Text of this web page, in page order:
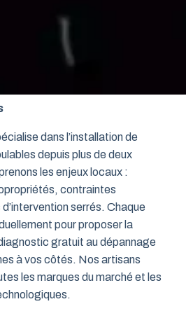
dans l’installation de
depuis plus de deux
les enjeux locaux :
contraintes
serrés. Chaque
pour proposer la
gratuit au dépannage
à vos côtés. Nos artisans
les marques du marché et les